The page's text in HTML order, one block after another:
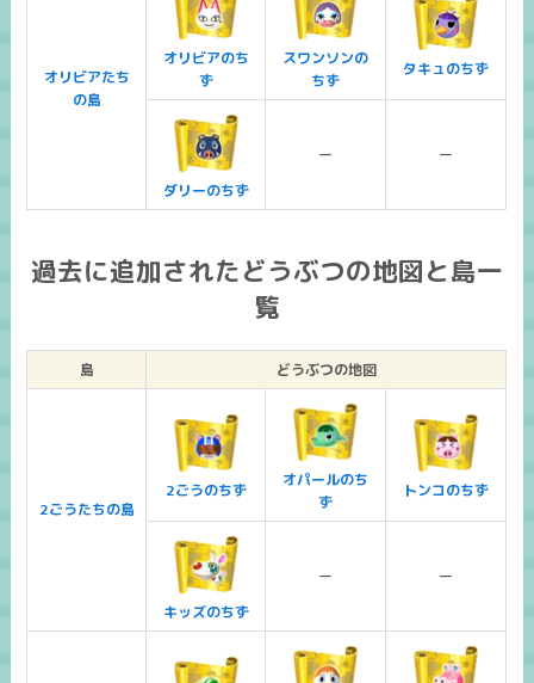
オリビアたち
の島
オリビアのち
ず
スワンソンの
ちず
タキュのちず
ダリーのちず
ー ー
過去に追加されたどうぶつの地図と島一
覧
島 どうぶつの地図
2ごうたちの島
2ごうのちず
オパールのち
ず
トンコのちず
キッズのちず
ー ー